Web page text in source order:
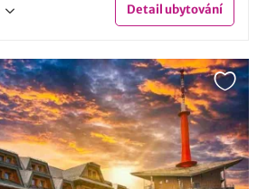
Detailubytování